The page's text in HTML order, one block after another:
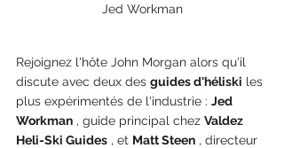
Jed Workman
Rejoignez l'hôte John Morgan alors qu'il
discute avec deux des guides d'héliski les
plus expérimentés de l'industrie : Jed
Workman , guide principal chez Valdez
Heli-Ski Guides , et Matt Steen , directeur